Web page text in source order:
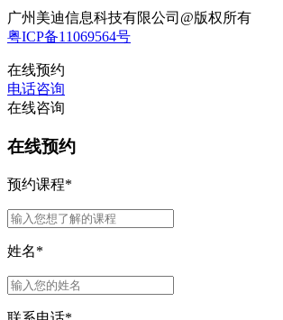
广州美迪信息科技有限公司@版权所有
粤ICP备11069564号
在线预约
电话咨询
在线咨询
在线预约
预约课程*
姓名*